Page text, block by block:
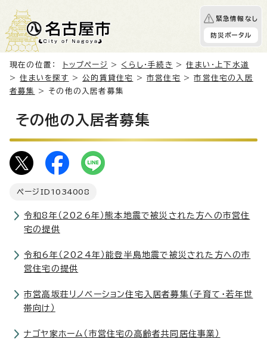
緊急情報なし
防災ポータル
現在の位置： トップページ > くらし・手続き >住まい・上下水道
>住まいを探す >公的賃貸住宅 >市営住宅 >市営住宅の入居
者募集
> その他の入居者募集
その他の入居者募集
ページID 1034008
令和8年（2026年）熊本地震で被災された方への市営住
宅の提供
令和6年（2024年）能登半島地震で被災された方への市
営住宅の提供
市営高坂荘リノベーション住宅入居者募集（子育て・若年世
帯向け）
ナゴヤ家ホーム（市営住宅の高齢者共同居住事業）